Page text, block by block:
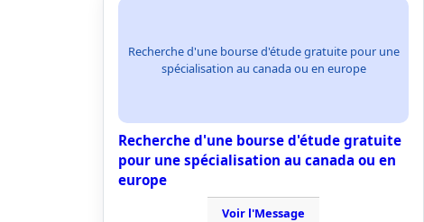
Recherche d'une bourse d'étude gratuite pour une
spécialisation au canada ou en europe
Recherche d'une bourse d'étude gratuite
pour une spécialisation au canada ou en
europe
Voir l'Message